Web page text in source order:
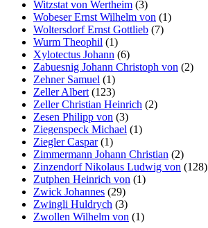
Witzstat von Wertheim (3)
Wobeser Ernst Wilhelm von (1)
Woltersdorf Ernst Gottlieb (7)
Wurm Theophil (1)
Xylotectus Johann (6)
Zabuesnig Johann Christoph von (2)
Zehner Samuel (1)
Zeller Albert (123)
Zeller Christian Heinrich (2)
Zesen Philipp von (3)
Ziegenspeck Michael (1)
Ziegler Caspar(1)
Zimmermann Johann Christian (2)
Zinzendorf Nikolaus Ludwig von (128)
Zutphen Heinrich von (1)
Zwick Johannes (29)
Zwingli Huldrych (3)
Zwollen Wilhelm von (1)